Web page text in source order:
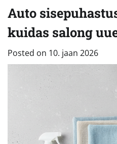
Auto
kuidas salong
Posted on 10. jaan 2026